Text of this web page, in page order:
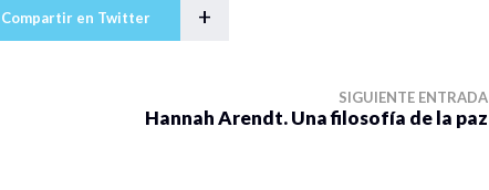
Compartir en Twitter +
SIGUIENTE ENTRADA
Hannah Arendt. Una filosofía de la paz